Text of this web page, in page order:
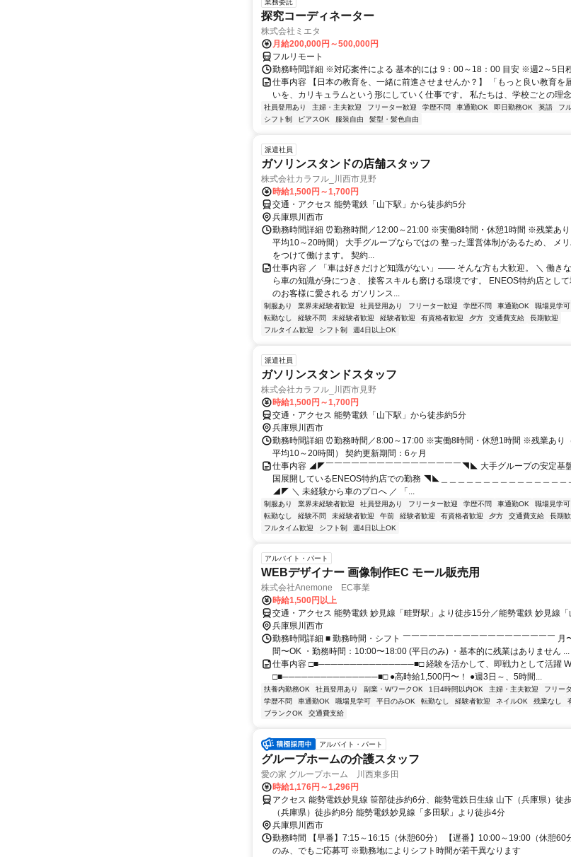
業務委託
探究コーディネーター
株式会社ミエタ
月給200,000円～500,000円
フルリモート
勤務時間詳細 ※対応案件による 基本的には 9：00～18：00 目安 ※週2～5日
仕事内容 【日本の教育を、一緒に前進させませんか？】 「もっと良い教育を
いを、カリキュラムという形にしていく仕事です。 私たちは、学校ごとの理
社員登用あり 主婦・主夫歓迎 フリーター歓迎 学歴不問 車通勤OK 即日勤務OK 英語 フ
シフト制
ピアスOK 服装自由 髪型・髪色自由
派遣社員
ガソリンスタンドの店舗スタッフ
株式会社カラフル_川西市見野
時給1,500円～1,700円
交通・アクセス 能勢電鉄「山下駅」から徒歩約5分
兵庫県川西市
勤務時間詳細 ⏰勤務時間／12:00～21:00 ※実働8時間・休憩1時間 ※残業あり
平均10～20時間） 大手グループならではの 整った運営体制があるため、 メリ
をつけて働けます。 契約...
仕事内容 ／ 「車は好きだけど知識がない」―― そんな方も大歓迎。 ＼ 働き
ら車の知識が身につき、 接客スキルも磨ける環境です。 ENEOS特約店とし
のお客様に愛される ガソリンス...
制服あり 業界未経験者歓迎 社員登用あり フリーター歓迎 学歴不問 車通勤OK
職場見学可
転勤なし
経験不問 未経験者歓迎 経験者歓迎 有資格者歓迎 夕方 交通費支給
長期歓迎
フルタイム歓迎
シフト制 週4日以上OK
派遣社員
ガソリンスタンドスタッフ
株式会社カラフル_川西市見野
時給1,500円～1,700円
交通・アクセス 能勢電鉄「山下駅」から徒歩約5分
兵庫県川西市
勤務時間詳細 ⏰勤務時間／8:00～17:00 ※実働8時間・休憩1時間 ※残業あり
平均10～20時間） 契約更新期間：6ヶ月
仕事内容 ◢◤￣￣￣￣￣￣￣￣￣￣￣￣￣￣￣￣◥◣ 大手グループの安定基
国展開しているENEOS特約店での勤務 ◥◣＿＿＿＿＿＿＿＿＿＿＿＿＿＿＿＿
◢◤ ＼ 未経験から車のプロへ ／ 「...
制服あり 業界未経験者歓迎 社員登用あり フリーター歓迎 学歴不問 車通勤OK
職場見学可
転勤なし
経験不問 未経験者歓迎 午前 経験者歓迎 有資格者歓迎 夕方 交通費支給
長期
フルタイム歓迎
シフト制 週4日以上OK
アルバイト・パート
WEBデザイナー 画像制作EC モール販売用
株式会社Anemone EC事業
時給1,500円以上
交通・アクセス 能勢電鉄 妙見線「畦野駅」より徒歩15分／能勢電鉄 妙見線
兵庫県川西市
勤務時間詳細 ■ 勤務時間・シフト ￣￣￣￣￣￣￣￣￣￣￣￣￣￣￣￣￣￣ 月
間〜OK ・勤務時間：10:00〜18:00 (平日のみ) ・基本的に残業はありません ...
仕事内容 □■───────────────■□ 経験を活かして、即戦力として活躍
□■───────────────■□ ●高時給1,500円〜！ ●週3日～、5時間...
扶養内勤務OK 社員登用あり 副業・WワークOK 1日4時間以内OK 主婦・主夫歓迎 フリー
学歴不問
車通勤OK 職場見学可 平日のみOK 転勤なし 経験者歓迎 ネイルOK 残業なし
ブランクOK
交通費支給
アルバイト・パート
グループホームの介護スタッフ
愛の家 グループホーム 川西東多田
時給1,176円～1,296円
アクセス 能勢電鉄妙見線 笹部徒歩約6分、能勢電鉄日生線 山下（兵庫県）徒
（兵庫県）徒歩約8分 能勢電鉄妙見線「多田駅」より徒歩4分
兵庫県川西市
勤務時間 【早番】7:15～16:15（休憩60分） 【遅番】10:00～19:00（休憩
のみ、でもご応募可 ※勤務地によりシフト時間が若干異なります